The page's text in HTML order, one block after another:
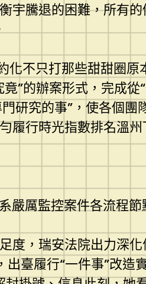
宇騰退的困難，所有的
化不只打那些甜甜圈
”的辦案形式，完成
研究的事”，使各個
履行時光指數排名溫州
嚴厲監控案件各流程
度，瑞安法院出力深
出臺履行“一件事”改